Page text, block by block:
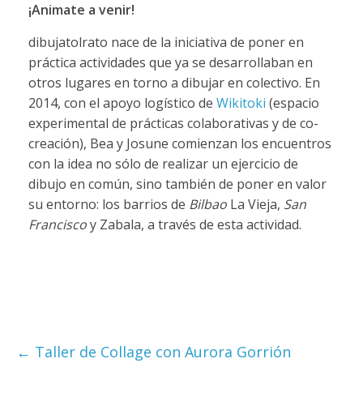
¡Animate a venir!
dibujatolrato nace de la iniciativa de poner en
práctica actividades que ya se desarrollaban en
otros lugares en torno a dibujar en colectivo. En
2014, con el apoyo logístico de Wikitoki (espacio
experimental de prácticas colaborativas y de co-
creación), Bea y Josune comienzan los encuentros
con la idea no sólo de realizar un ejercicio de
dibujo en común, sino también de poner en valor
su entorno: los barrios de BilbaoLa Vieja, San
Franciscoy Zabala, a través de esta actividad.
← Taller de Collage con Aurora Gorrión